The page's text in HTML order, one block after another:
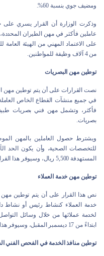
ومضيف جوي بنسبة 60%.
عاملين فأكثر في مهن الطيران
على الاعتماد المهني من الهيئة العامة
من 4 آلاف وظيفة للمواطنين.
توطين مهن البصريات
فأكثر، وتشمل مهن فني بصريات
بصريات.
ويشترط حصول العاملين بالمهن
للتخصصات الصحية، وأن يكون الحد
المستهدفة 5,500 ريال، وسيوفر هذا القرار أكثر من ألف فرصة وظيفية في هذا القطاع.
توطين مهن خدمة العملاء
خدمة العملاء كنشاط رئيس أو نشاط
لخدمة عملائها من خلال وسائل
ابتداءً من 17 ديسمبر المقبل، وسيوفر هذا القرار أكثر من 4 آلاف فرصة وظيفية.
توطين منافذ الخدمة في الفحص الفني